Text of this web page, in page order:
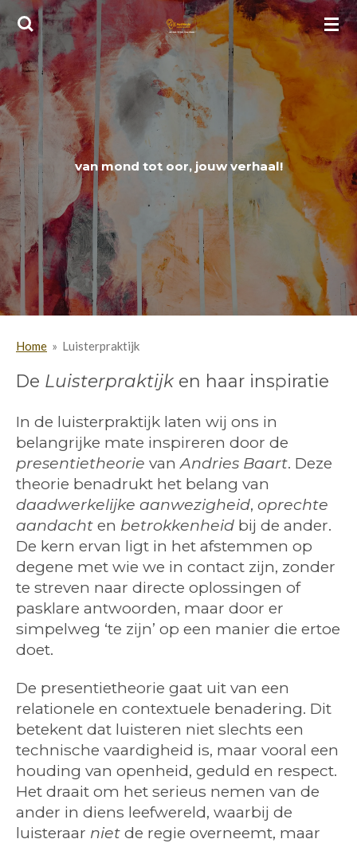
Ga
direct
naar
hoofdinhoud
van mond tot oor, jouw verhaal!
Home » Luisterpraktijk
De Luisterpraktijken haar inspiratie
In de luisterpraktijk laten wij ons in
belangrijke mate inspireren door de
presentietheorie van Andries Baart. Deze
theorie benadrukt het belang van
daadwerkelijke aanwezigheid, oprechte
aandacht en betrokkenheid bij de ander.
De kern ervan ligt in het afstemmen op
degene met wie we in contact zijn, zonder
te streven naar directe oplossingen of
pasklare antwoorden, maar door er
simpelweg ‘te zijn’ op een manier die ertoe
doet.
De presentietheorie gaat uit van een
relationele en contextuele benadering. Dit
betekent dat luisteren niet slechts een
technische vaardigheid is, maar vooral een
houding van openheid, geduld en respect.
Het draait om het serieus nemen van de
ander in diens leefwereld, waarbij de
luisteraar niet de regie overneemt, maar